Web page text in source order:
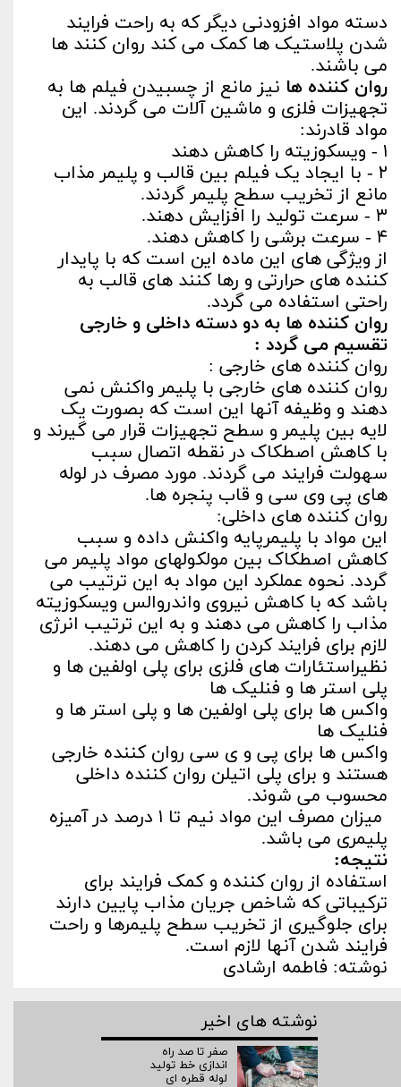
دسته مواد افزودنی دیگر که به راحت فرایند
شدن پلاستیک ها کمک می کند روان کنند ها
می باشند.
روان کننده ها نیز مانع از چسبیدن فیلم ها به
تجهیزات فلزی و ماشین آلات می گردند. این
مواد قادرند:
۱ - ویسکوزیته را کاهش دهند
۲ - با ایجاد یک فیلم بین قالب و پلیمر مذاب
مانع از تخریب سطح پلیمر گردند.
۳ - سرعت تولید را افزایش دهند.
۴ - سرعت برشی را کاهش دهند.
از ویژگی های این ماده این است که با پایدار
کننده های حرارتی و رها کنند های قالب به
راحتی استفاده می گردد.
روان کننده ها به دو دسته داخلی و خارجی
تقسیم می گردد :
روان کننده های خارجی :
روان کننده های خارجی با پلیمر واکنش نمی
دهند و وظیفه آنها این است که بصورت یک
لایه بین پلیمر و سطح تجهیزات قرار می گیرند و
با کاهش اصطکاک در نقطه اتصال سبب
سهولت فرایند می گردند. مورد مصرف در لوله
های پی وی سی و قاب پنجره ها.
روان کننده های داخلی:
این مواد با پلیمرپایه واکنش داده و سبب
کاهش اصطکاک بین مولکولهای مواد پلیمر می
گردد. نحوه عملکرد این مواد به این ترتیب می
باشد که با کاهش نیروی واندروالس ویسکوزیته
مذاب را کاهش می دهند و به این ترتیب انرژی
لازم برای فرایند کردن را کاهش می دهند.
نظیراستئارات های فلزی برای پلی اولفین ها و
پلی استر ها و فنلیک ها
واکس ها برای پلی اولفین ها و پلی استر ها و
فنلیک ها
واکس ها برای پی و ی سی روان کننده خارجی
هستند و برای پلی اتیلن روان کننده داخلی
محسوب می شوند.
میزان مصرف این مواد نیم تا ۱ درصد در آمیزه
پلیمری می باشد.
نتیجه:
استفاده از روان کننده و کمک فرایند برای
ترکیباتی که شاخص جریان مذاب پایین دارند
برای جلوگیری از تخریب سطح پلیمرها و راحت
فرایند شدن آنها لازم است.
نوشته: فاطمه ارشادی
نوشته های اخیر
صفر تا صد راه‌
اندازی خط تولید
لوله قطره ای